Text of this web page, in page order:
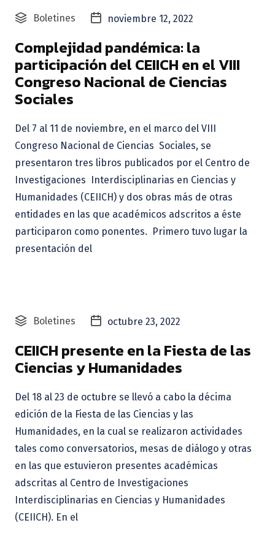
Boletines noviembre 12, 2022
Complejidad pandémica: la
participación del CEIICH en el VIII
Congreso Nacional de Ciencias
Sociales
Del 7 al 11 de noviembre, en el marco del VIII
Congreso Nacional de Ciencias Sociales, se
presentaron tres libros publicados por el Centro de
Investigaciones Interdisciplinarias en Ciencias y
Humanidades (CEIICH) y dos obras más de otras
entidades en las que académicos adscritos a éste
participaron como ponentes. Primero tuvo lugar la
presentación del
Boletines octubre 23, 2022
CEIICH presente en la Fiesta de las
Ciencias y Humanidades
Del 18 al 23 de octubre se llevó a cabo la décima
edición de la Fiesta de las Ciencias y las
Humanidades, en la cual se realizaron actividades
tales como conversatorios, mesas de diálogo y otras
en las que estuvieron presentes académicas
adscritas al Centro de Investigaciones
Interdisciplinarias en Ciencias y Humanidades
(CEIICH). En el